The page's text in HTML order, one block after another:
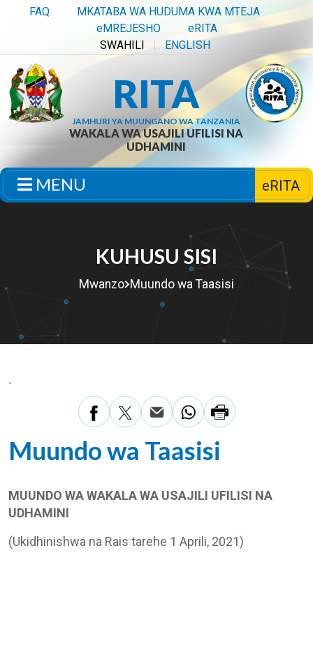
FAQ
MKATABA WA HUDUMA KWA MTEJA
eMREJESHO
eRITA
SWAHILI
ENGLISH
RITA
JAMHURI YA MUUNGANO WA TANZANIA
WAKALA WA USAJILI UFILISI NA
UDHAMINI
MENU eRITA
KUHUSU SISI
Mwanzo Muundo wa Taasisi
`
Muundo wa Taasisi
MUUNDO WA WAKALA WA USAJILI UFILISI NA
UDHAMINI
(Ukidhinishwa na Rais tarehe 1 Aprili, 2021)